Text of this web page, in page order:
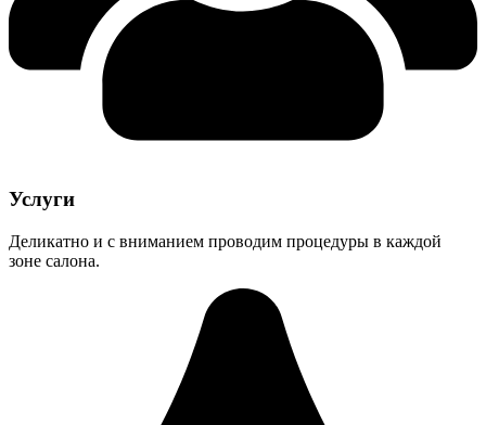
Услуги
Деликатно и с вниманием проводим процедуры в каждой
зоне салона.